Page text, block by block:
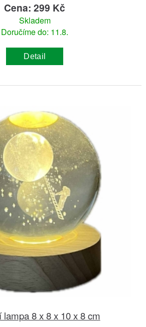
Cena: 299 Kč
Skladem
Doručíme do: 11.8.
Detail
lampa 8 x 8 x 10 x 8 cm